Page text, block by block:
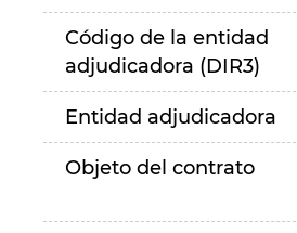
Código de la entidad
adjudicadora (DIR3)
Entidad adjudicadora
Objeto del contrato